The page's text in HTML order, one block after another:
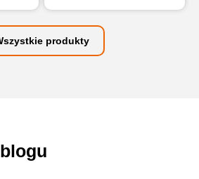
produkty